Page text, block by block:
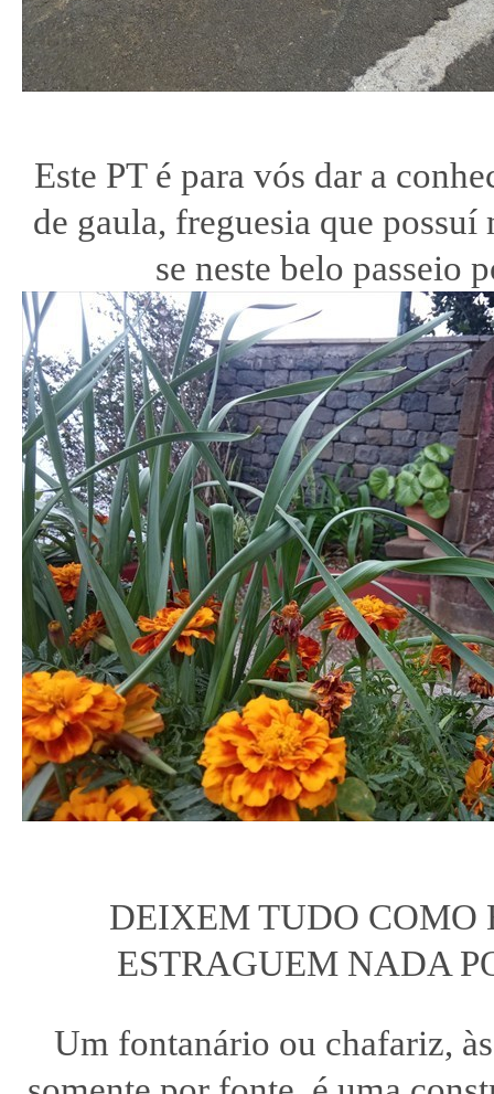
Este PT é para vós dar a
de gaula, freguesia que
se neste belo passeio
DEIXEM TUDO COMO
ESTRAGUEM NADA
Um fontanário ou chafariz,